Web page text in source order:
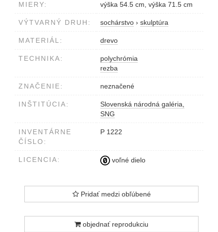
MIERY: výška 54.5 cm, výška 71.5 cm
VÝTVARNÝ DRUH: sochárstvo › skulptúra
MATERIÁL: drevo
TECHNIKA:
polychrómia
rezba
ZNAČENIE: neznačené
INŠTITÚCIA:
Slovenská národná galéria,
SNG
INVENTÁRNE
ČÍSLO:
P 1222
LICENCIA: voľné dielo
Pridať medzi obľúbené
objednať reprodukciu